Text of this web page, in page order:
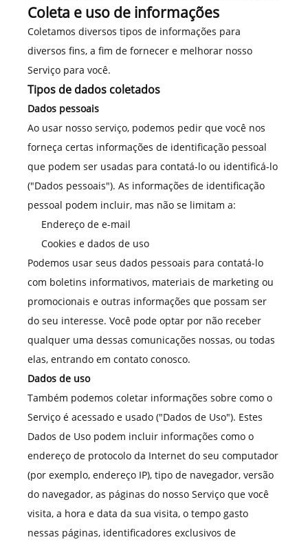
Coleta e uso de informações
Coletamos diversos tipos de informações para
diversos fins, a fim de fornecer e melhorar nosso
Serviço para você.
Tipos de dados coletados
Dados pessoais
Ao usar nosso serviço, podemos pedir que você nos
forneça certas informações de identificação pessoal
que podem ser usadas para contatá-lo ou identificá-lo
("Dados pessoais"). As informações de identificação
pessoal podem incluir, mas não se limitam a:
Endereço de e-mail
Cookies e dados de uso
Podemos usar seus dados pessoais para contatá-lo
com boletins informativos, materiais de marketing ou
promocionais e outras informações que possam ser
do seu interesse. Você pode optar por não receber
qualquer uma dessas comunicações nossas, ou todas
elas, entrando em contato conosco.
Dados de uso
Também podemos coletar informações sobre como o
Serviço é acessado e usado ("Dados de Uso"). Estes
Dados de Uso podem incluir informações como o
endereço de protocolo da Internet do seu computador
(por exemplo, endereço IP), tipo de navegador, versão
do navegador, as páginas do nosso Serviço que você
visita, a hora e data da sua visita, o tempo gasto
nessas páginas, identificadores exclusivos de